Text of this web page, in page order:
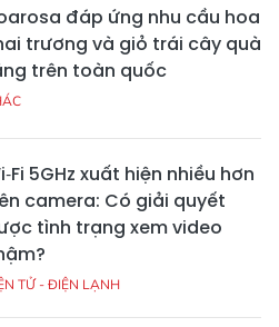
đáp ứng nhu cầu hoa
trương và giỏ trái cây quà
trên toàn quốc
5GHz xuất hiện nhiều hơn
camera: Có giải quyết
tình trạng xem video
TỬ - ĐIỆN LẠNH